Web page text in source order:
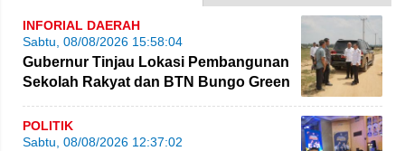
INFORIAL DAERAH
Sabtu, 08/08/2026 15:58:04
Gubernur Tinjau Lokasi Pembangunan
Sekolah Rakyat dan BTN Bungo Green
POLITIK
Sabtu, 08/08/2026 12:37:02